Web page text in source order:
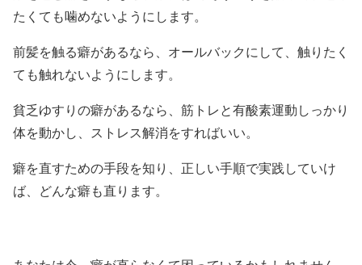
たくても噛めないようにします。
前髪を触る癖があるなら、オールバックにして、触りたく
ても触れないようにします。
貧乏ゆすりの癖があるなら、筋トレと有酸素運動しっかり
体を動かし、ストレス解消をすればいい。
癖を直すための手段を知り、正しい手順で実践していけ
ば、どんな癖も直ります。